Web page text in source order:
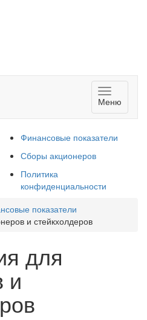
Toggle
Меню
Финансовые показатели
Сборы акционеров
Политика
конфиденциальности
показатели
и стейкхолдеров
для
и